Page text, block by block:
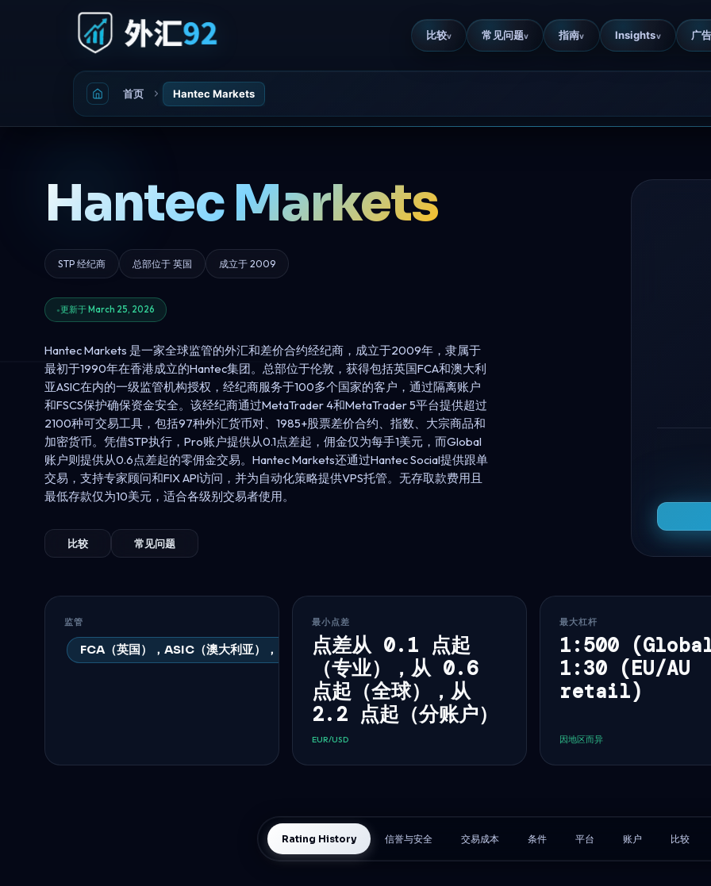
比较v 常见问题v 指南v Insightsv 广
首页 Hantec Markets
Hantec Markets
STP 经纪商 总部位于 英国 成立于 2009
更新于 March 25, 2026
Hantec Markets 是一家全球监管的外汇和差价合约经纪商，成立于2009年，隶属于
最初于1990年在香港成立的Hantec集团。总部位于伦敦，获得包括英国FCA和澳大利
亚ASIC在内的一级监管机构授权，经纪商服务于100多个国家的客户，通过隔离账户
和FSCS保护确保资金安全。该经纪商通过MetaTrader 4和MetaTrader 5平台提供超过
2100种可交易工具，包括97种外汇货币对、1985+股票差价合约、指数、大宗商品和
加密货币。凭借STP执行，Pro账户提供从0.1点差起，佣金仅为每手1美元，而Global
账户则提供从0.6点差起的零佣金交易。Hantec Markets还通过Hantec Social提供跟单
交易，支持专家顾问和FIX API访问，并为自动化策略提供VPS托管。无存取款费用且
最低存款仅为10美元，适合各级别交易者使用。
比较 常见问题
监管
FCA（英国），ASIC（澳大利亚），FSC（毛里求斯），FSA（塞舌尔），VFSC（瓦努阿图）
最小点差
点差从 0.1 点起
（专业），从 0.6
点起（全球），从
2.2 点起（分账户）
EUR/USD
最大杠杆
1:500
1:30 (EU/AU
retail)
因地区而异
Rating History 信誉与安全 交易成本 条件 平台 账户 比较